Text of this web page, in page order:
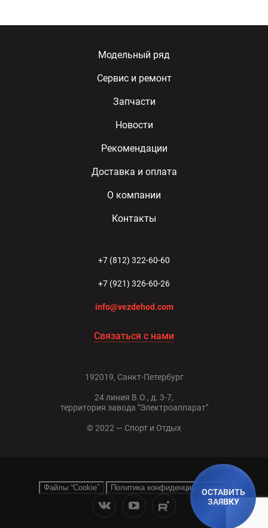
ОСТАВИТЬ
ЗАЯВКУ
Модельный ряд
Сервис и ремонт
Запчасти
Новости
Рекомендации
Доставка и оплата
О компании
Контакты
+7 (812) 322-60-60
+7 (921) 326-60-26
info@vezdehod.com
Связаться с нами
192019, Санкт-Петербург
24 линия В.О., д. 3-7,
территория завода "Электроаппарат"
© 2022 — Спорт и Отдых
Файлы “Cookie” Политика конфиденциальности